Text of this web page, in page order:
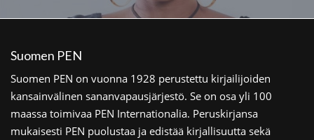
Suomen PEN
Suomen PEN on vuonna 1928 perustettu kirjailijoiden
kansainvälinen sananvapausjärjestö. Se on osa yli 100
maassa toimivaa PEN Internationalia. Peruskirjansa
mukaisesti PEN puolustaa ja edistää kirjallisuutta sekä